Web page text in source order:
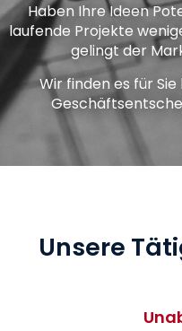
Haben Ihre Ideen
laufende Projekte
gelingt der
Wir finden es für
Unsere